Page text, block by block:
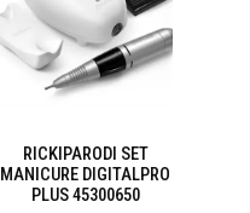
RICKIPARODI SET
MANICURE DIGITALPRO
PLUS 45300650